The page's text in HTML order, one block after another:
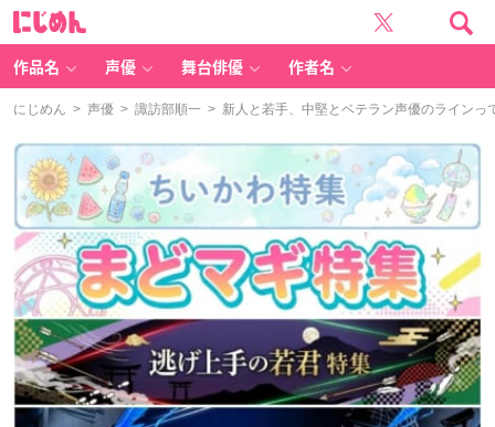
作品名 声優 舞台俳優 作者名
にじめん > 声優 > 諏訪部順一 > 新人と若手、中堅とベテラン声優のラインっ